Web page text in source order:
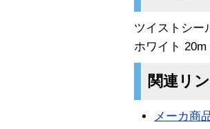
ツイストシー
ホワイト 20m
関連リ
メーカ商